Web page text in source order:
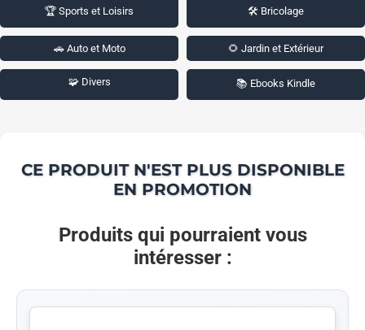
🏆 Sports et Loisirs 🛠️ Bricolage
🚗 Auto et Moto 🌻 Jardin et Extérieur
🧩 Divers 📚 Ebooks Kindle
CE PRODUIT N'EST PLUS DISPONIBLE
EN PROMOTION
Produits qui pourraient vous
intéresser :